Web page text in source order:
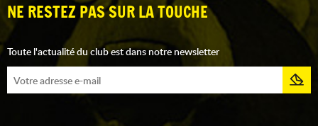
NE RESTEZ PAS SUR LA TOUCHE
Toute l'actualité du club est dans notre newsletter